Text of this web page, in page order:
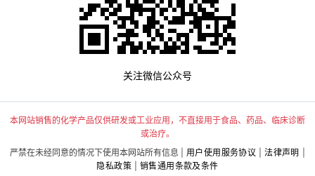
关注微信公众号
本网站销售的化学产品仅供研发或工业应用，不直接用于食品、药品、临床诊断
或治疗。
严禁在未经同意的情况下使用本网站所有信息 |
用户使用服务协议 法律声明
隐私政策
销售通用条款及条件